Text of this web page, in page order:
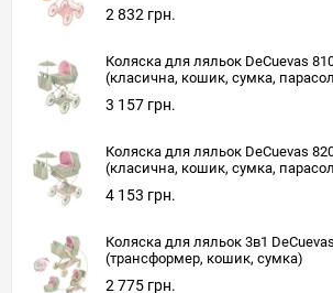
2 832 грн.
Коляска для ляльок DeCuevas
(класична, кошик, сумка,
3 157 грн.
Коляска для ляльок DeCuevas
(класична, кошик, сумка,
4 153 грн.
Коляска для ляльок 3в1
(трансформер, кошик, сумка)
2 775 грн.